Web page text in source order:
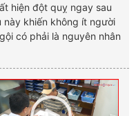
hiện đột quỵ ngay sau
này khiến không ít người
có phải là nguyên nhân